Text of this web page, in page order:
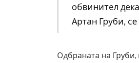
обвинител
Артан Груби,
Одбраната на Груби,